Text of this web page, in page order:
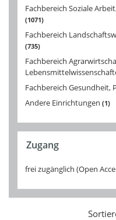
Fachbereich Soziale
1071
Fachbereich
735
Fachbereich
Fachbereich Gesundheit,
Andere Einrichtungen 1
Zugang
frei zugänglich (Open